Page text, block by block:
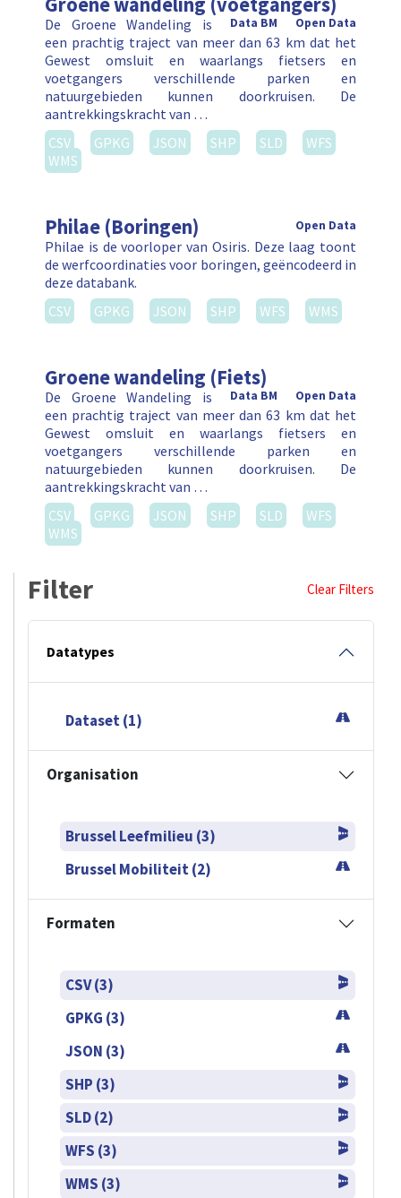
Open Data
Data BM
De Groene Wandeling is
een prachtig traject van meer dan 63 km dat het
Gewest omsluit en waarlangs fietsers en
voetgangers verschillende parken en
natuurgebieden kunnen doorkruisen. De
aantrekkingskracht van …
CSV
GPKG JSON SHP SLD
WFS
WMS
Philae (Boringen) Open Data
Philae is de voorloper van Osiris. Deze laag toont
de werfcoordinaties voor boringen, geëncodeerd in
deze databank.
CSV
GPKG JSON SHP WFS WMS
Groene wandeling (Fiets)
Open Data
Data BM
De Groene Wandeling is
een prachtig traject van meer dan 63 km dat het
Gewest omsluit en waarlangs fietsers en
voetgangers verschillende parken en
natuurgebieden kunnen doorkruisen. De
aantrekkingskracht van …
CSV
GPKG JSON SHP SLD
WFS
WMS
Filter Clear Filters
Datatypes
Dataset (1)
Organisation
Brussel Leefmilieu (3)
Brussel Mobiliteit (2)
Formaten
CSV (3)
GPKG (3)
JSON (3)
SHP (3)
SLD (2)
WFS (3)
WMS (3)